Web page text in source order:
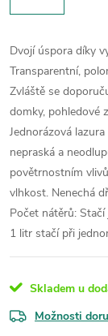
Dvojí úspora díky
Transparentní,
Zvláště se
domky, pohledové
Jednorázová
nepraská a
povětrnostním
vlhkost. Nenechá
Počet nátěrů:
1 litr stačí při
Skladem u
Možnosti